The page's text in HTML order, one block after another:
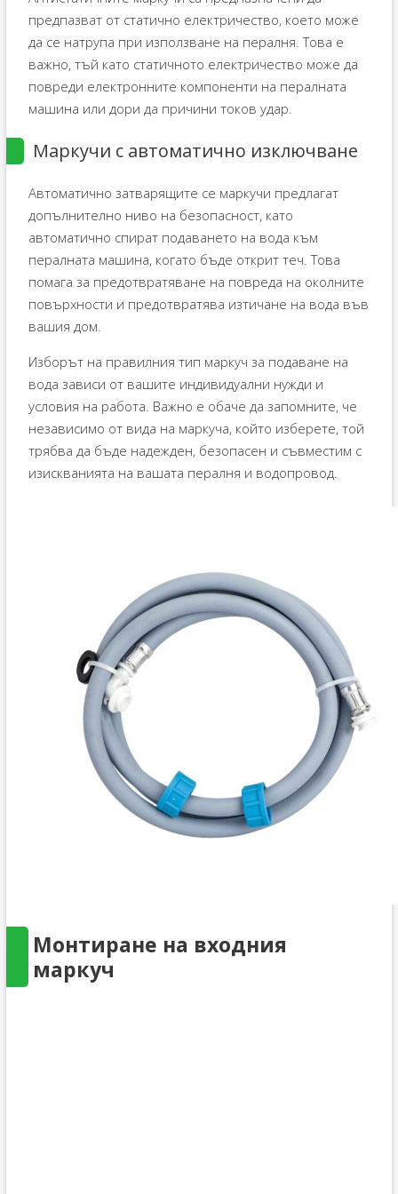
предпазват от статично електричество, което може
да се натрупа при използване на пералня. Това е
важно, тъй като статичното електричество може да
повреди електронните компоненти на пералната
машина или дори да причини токов удар.
Маркучи с автоматично изключване
Автоматично затварящите се маркучи предлагат
допълнително ниво на безопасност, като
автоматично спират подаването на вода към
пералната машина, когато бъде открит теч. Това
помага за предотвратяване на повреда на околните
повърхности и предотвратява изтичане на вода във
вашия дом.
Изборът на правилния тип маркуч за подаване на
вода зависи от вашите индивидуални нужди и
условия на работа. Важно е обаче да запомните, че
независимо от вида на маркуча, който изберете, той
трябва да бъде надежден, безопасен и съвместим с
изискванията на вашата пералня и водопровод.
Монтиране на входния
маркуч